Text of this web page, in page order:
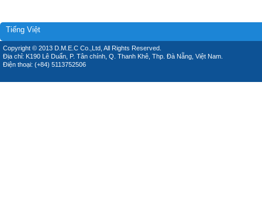
Tiếng Việt
Copyright © 2013 D.M.E.C Co.,Ltd, All Rights Reserved.
Địa chỉ: K190 Lê Duẩn, P. Tân chính, Q. Thanh Khê, Thp. Đà Nẵng, Việt Nam.
Điện thoại: (+84) 5113752506